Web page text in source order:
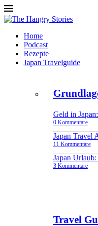
Home
Podcast
Rezepte
Japan Travelguide
Geld in
0 Kommentare
Japan Travel
11 Kommentare
Japan
3 Kommentare
Travel